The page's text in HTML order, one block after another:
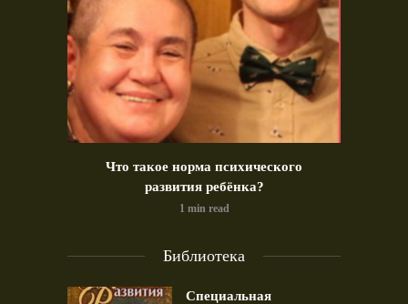
Что такое норма психического
развития ребёнка?
1 min read
Библиотека
Специальная